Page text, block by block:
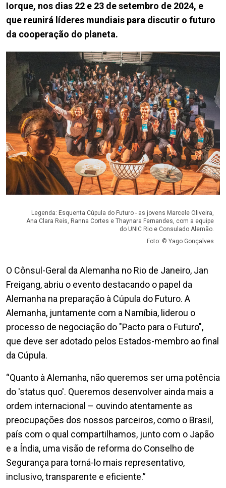
Iorque, nos dias 22 e 23 de setembro de 2024, e
que reunirá líderes mundiais para discutir o futuro
da cooperação do planeta.
Legenda: Esquenta Cúpula do Futuro - as jovens Marcele Oliveira,
Ana Clara Reis, Ranna Cortes e Thaynara Fernandes, com a equipe
do UNIC Rio e Consulado Alemão.
Foto: © Yago Gonçalves
O Cônsul-Geral da Alemanha no Rio de Janeiro, Jan
Freigang, abriu o evento destacando o papel da
Alemanha na preparação à Cúpula do Futuro. A
Alemanha, juntamente com a Namíbia, liderou o
processo de negociação do "Pacto para o Futuro",
que deve ser adotado pelos Estados-membro ao final
da Cúpula.
“Quanto à Alemanha, não queremos ser uma potência
do 'status quo'. Queremos desenvolver ainda mais a
ordem internacional – ouvindo atentamente as
preocupações dos nossos parceiros, como o Brasil,
país com o qual compartilhamos, junto com o Japão
e a Índia, uma visão de reforma do Conselho de
Segurança para torná-lo mais representativo,
inclusivo, transparente e eficiente.”